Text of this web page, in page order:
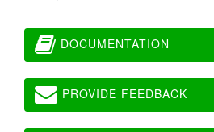
DOCUMENTATION
PROVIDE FEEDBACK